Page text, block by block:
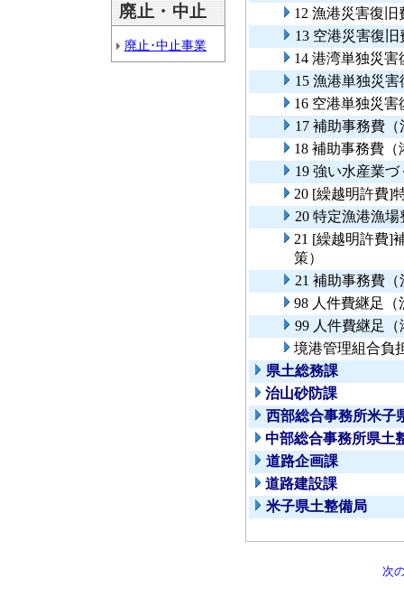
廃止・中止
廃止･中止事業
12 漁港災害復旧
13 空港災害復旧
14 港湾単独災害
15 漁港単独災害
16 空港単独災害
17 補助事務費
18 補助事務費
19 強い水産業
20 [繰越明許費]
20 特定漁港漁
21 [繰越明許費]
策）
21 補助事務費
98 人件費継足（
99 人件費継足
境港管理組合負
県土総務課
治山砂防課
西部総合事務所米子
中部総合事務所県土
道路企画課
道路建設課
米子県土整備局
次